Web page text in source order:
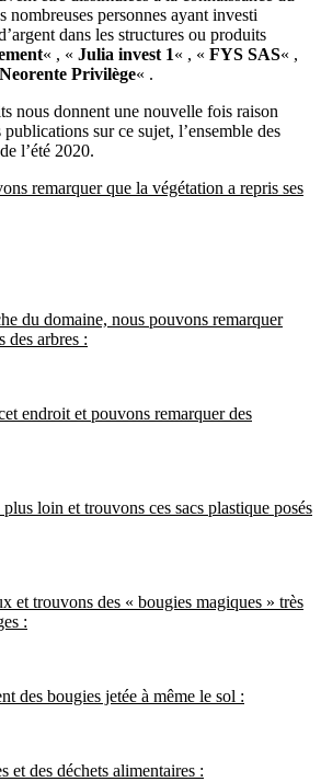
nombreuses personnes ayant investi
dans les structures ou produits
« , « Julia invest 1« , « FYS SAS« ,
Neorente Privilège« .
nous donnent une nouvelle fois raison
sur ce sujet, l’ensemble des
l’été 2020.
remarquer que la végétation a repris ses
du domaine, nous pouvons remarquer
des arbres :
endroit et pouvons remarquer des
loin et trouvons ces sacs plastique posés
et trouvons des « bougies magiques » très
:
des bougies jetée à même le sol :
et des déchets alimentaires :